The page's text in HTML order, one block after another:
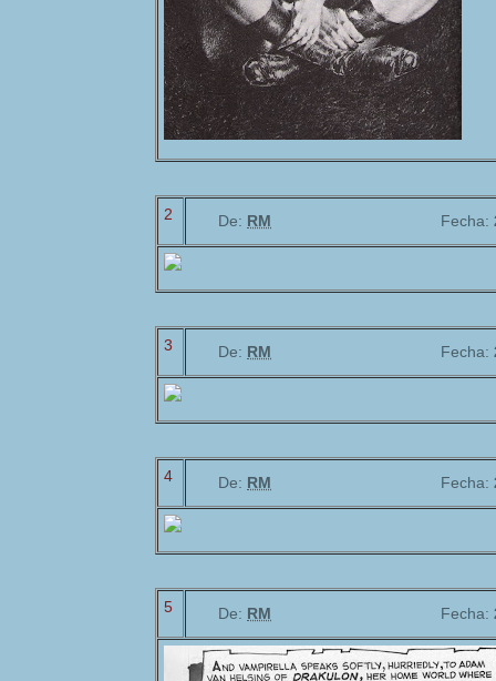
2 De: RM Fecha:
3 De: RM Fecha:
4 De: RM Fecha:
5 De: RM Fecha: